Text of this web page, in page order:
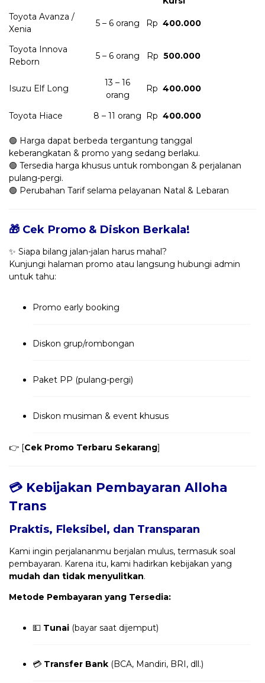
Toyota Avanza /
Xenia
5 – 6 orang Rp 400.000
Toyota Innova
Reborn
5 – 6 orang Rp 500.000
Isuzu Elf Long
13 – 16
orang
Rp 400.000
Toyota Hiace 8 – 11 orang Rp 400.000
🟢 Harga dapat berbeda tergantung tanggal
keberangkatan & promo yang sedang berlaku.
🟢 Tersedia harga khusus untuk rombongan & perjalanan
pulang-pergi.
🟢 Perubahan Tarif selama pelayanan Natal & Lebaran
🎁 Cek Promo & Diskon Berkala!
✨ Siapa bilang jalan-jalan harus mahal?
Kunjungi halaman promo atau langsung hubungi admin
untuk tahu:
Promo early booking
Diskon grup/rombongan
Paket PP (pulang-pergi)
Diskon musiman & event khusus
👉 [Cek Promo Terbaru Sekarang]
💳 Kebijakan Pembayaran Alloha
Trans
Praktis, Fleksibel, dan Transparan
Kami ingin perjalananmu berjalan mulus, termasuk soal
pembayaran. Karena itu, kami hadirkan kebijakan yang
mudah dan tidak menyulitkan.
Metode Pembayaran yang Tersedia:
💵 Tunai (bayar saat dijemput)
💳 Transfer Bank (BCA, Mandiri, BRI, dll.)